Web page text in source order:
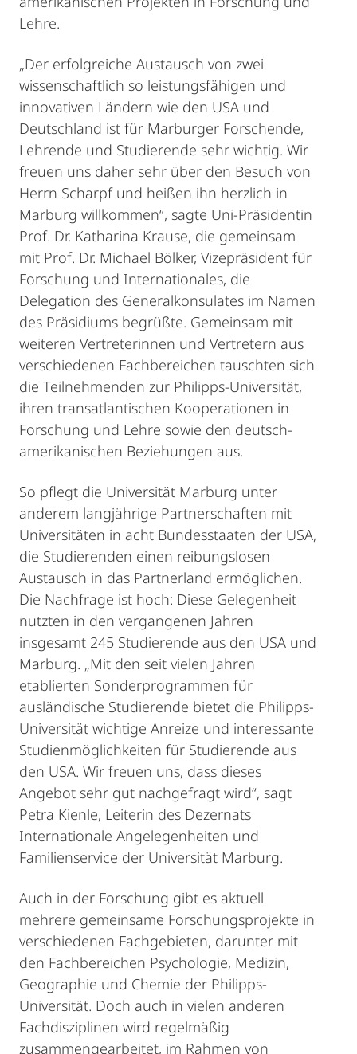
Lehre.
„Der erfolgreiche Austausch von zwei
wissenschaftlich so leistungsfähigen und
innovativen Ländern wie den USA und
Deutschland ist für Marburger Forschende,
Lehrende und Studierende sehr wichtig. Wir
freuen uns daher sehr über den Besuch von
Herrn Scharpf und heißen ihn herzlich in
Marburg willkommen“, sagte Uni-Präsidentin
Prof. Dr. Katharina Krause, die gemeinsam
mit Prof. Dr. Michael Bölker, Vizepräsident für
Forschung und Internationales, die
Delegation des Generalkonsulates im Namen
des Präsidiums begrüßte. Gemeinsam mit
weiteren Vertreterinnen und Vertretern aus
verschiedenen Fachbereichen tauschten sich
die Teilnehmenden zur Philipps-Universität,
ihren transatlantischen Kooperationen in
Forschung und Lehre sowie den deutsch-
amerikanischen Beziehungen aus.
So pflegt die Universität Marburg unter
anderem langjährige Partnerschaften mit
Universitäten in acht Bundesstaaten der USA,
die Studierenden einen reibungslosen
Austausch in das Partnerland ermöglichen.
Die Nachfrage ist hoch: Diese Gelegenheit
nutzten in den vergangenen Jahren
insgesamt 245 Studierende aus den USA und
Marburg. „Mit den seit vielen Jahren
etablierten Sonderprogrammen für
ausländische Studierende bietet die Philipps-
Universität wichtige Anreize und interessante
Studienmöglichkeiten für Studierende aus
den USA. Wir freuen uns, dass dieses
Angebot sehr gut nachgefragt wird“, sagt
Petra Kienle, Leiterin des Dezernats
Internationale Angelegenheiten und
Familienservice der Universität Marburg.
Auch in der Forschung gibt es aktuell
mehrere gemeinsame Forschungsprojekte in
verschiedenen Fachgebieten, darunter mit
den Fachbereichen Psychologie, Medizin,
Geographie und Chemie der Philipps-
Universität. Doch auch in vielen anderen
Fachdisziplinen wird regelmäßig
zusammengearbeitet, im Rahmen von